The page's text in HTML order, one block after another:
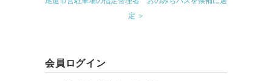
定 ＞
会員ログイン